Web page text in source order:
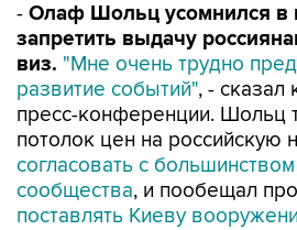
- Олаф Шольц усомнился в
запретить выдачу
виз. "Мне очень трудно
развитие событий", - сказал
пресс-конференции. Шольц
потолок цен на российскую
согласовать с
сообщества, и пообещал
поставлять Киеву